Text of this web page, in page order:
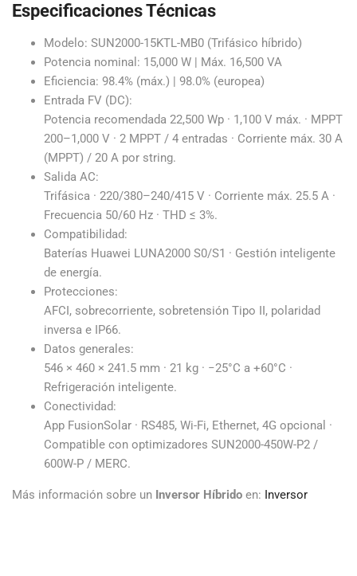
Especificaciones Técnicas
Modelo: SUN2000-15KTL-MB0 (Trifásico híbrido)
Potencia nominal: 15,000 W | Máx. 16,500 VA
Eficiencia: 98.4% (máx.) | 98.0% (europea)
Entrada FV (DC):
Potencia recomendada 22,500 Wp · 1,100 V máx. · MPPT
200–1,000 V · 2 MPPT / 4 entradas · Corriente máx. 30 A
(MPPT) / 20 A por string.
Salida AC:
Trifásica · 220/380–240/415 V · Corriente máx. 25.5 A ·
Frecuencia 50/60 Hz · THD ≤ 3%.
Compatibilidad:
Baterías Huawei LUNA2000 S0/S1 · Gestión inteligente
de energía.
Protecciones:
AFCI, sobrecorriente, sobretensión Tipo II, polaridad
inversa e IP66.
Datos generales:
546 × 460 × 241.5 mm · 21 kg · −25°C a +60°C ·
Refrigeración inteligente.
Conectividad:
App FusionSolar · RS485, Wi-Fi, Ethernet, 4G opcional ·
Compatible con optimizadores SUN2000-450W-P2 /
600W-P / MERC.
Más información sobre un Inversor Híbrido en: Inversor